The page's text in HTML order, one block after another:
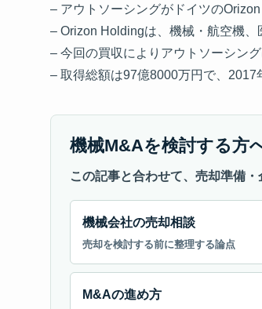
– アウトソーシングがドイツの
– Orizon Holdingは、機械・航空機
– 今回の買収によりアウトソーシン
– 取得総額は97億8000万円で、
機械M&Aを検討する方
この記事と合わせて、売却準備
機械会社の売却相談
売却を検討する前に整理する論点
M&Aの進め方